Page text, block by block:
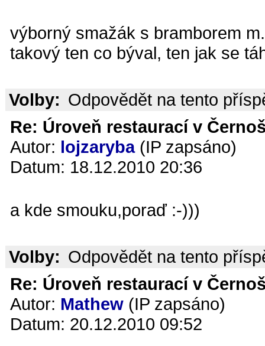
výborný smažák s bramborem
takový ten co býval, ten jak se
Volby: Odpovědět na tento
Re: Úroveň restaurací v
Autor: lojzaryba(IP zapsáno)
Datum: 18.12.2010 20:36
a kde smouku,poraď :-)))
Volby: Odpovědět na tento
Re: Úroveň restaurací v
Autor: Mathew (IP zapsáno)
Datum: 20.12.2010 09:52